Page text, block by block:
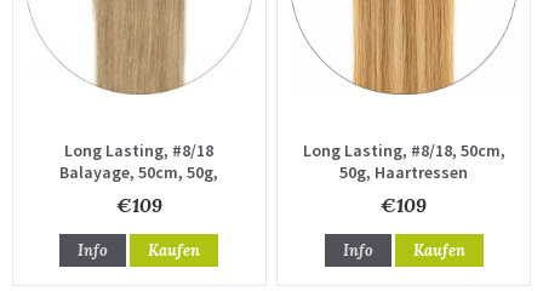
Long Lasting, #8/18
Balayage, 50cm, 50g,
Haartressen
€109
Info Kaufen
Long Lasting, #8/18, 50cm,
50g, Haartressen
€109
Info Kaufen